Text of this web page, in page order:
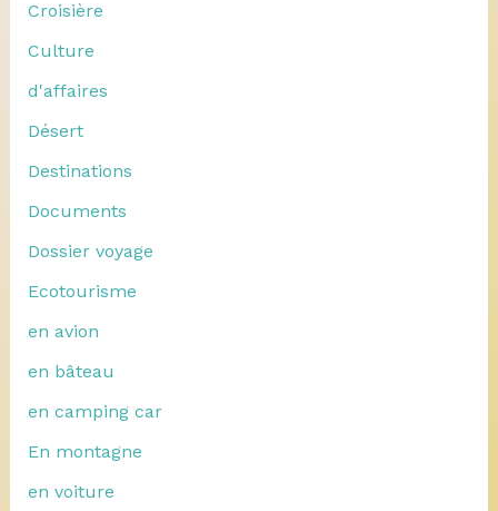
Croisière
Culture
d'affaires
Désert
Destinations
Documents
Dossier voyage
Ecotourisme
en avion
en bâteau
en camping car
En montagne
en voiture